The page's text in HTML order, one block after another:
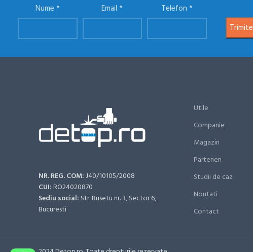
Nume Email Telefon
NR. REG. COM:J40/10105/2008
CUI:RO24020870
Sediu social: Str. Rusetu nr. 3, Sector 6,
Bucuresti
Utile
Companie
Magazin
Parteneri
Studii de caz
Noutati
Contact